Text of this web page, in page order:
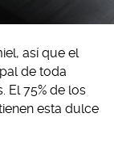
así que el
de toda
El 75% de los
esta dulce